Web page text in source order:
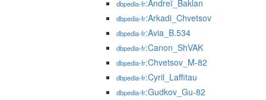
dbpedia-fr:Andreï_Baklan
dbpedia-fr:Arkadi_Chvetsov
dbpedia-fr:Avia_B.534
dbpedia-fr:Canon_ShVAK
dbpedia-fr:Chvetsov_M-82
dbpedia-fr:Cyril_Laffitau
dbpedia-fr:Gudkov_Gu-82